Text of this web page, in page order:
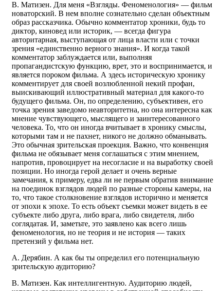
В. Матизен. Для меня «Взгляды. Феноменология» — фильм
новаторский. В нем вполне сознательно сделан объектным
образ рассказчика. Обычно комментатор хроники, будь то
диктор, киновед или историк, — всегда фигура
авторитарная, выступающая от лица власти или с точки
зрения «единственно верного знания». И когда такой
комментатор заблуждается или, выполняя
пропагандистскую функцию, врет, это и воспринимается, и
является пороком фильма. А здесь историческую хронику
комментирует для своей возлюбленной некий профан,
выискивающий иллюстративный материал для какого-то
будущего фильма. Он, по определению, субъективен, его
точка зрения заведомо неавторитетна, но она интересна как
мнение чувствующего, мыслящего и заинтересованного
человека. То, что он иногда вчитывает в хронику смыслы,
которыми там и не пахнет, никого не должно обманывать.
Это обычная зрительская проекция. Важно, что конвенция
фильма не обязывает меня соглашаться с этим мнением,
напротив, провоцирует на несогласие и на выработку своей
позиции. Но иногда герой делает и очень верные
замечания, к примеру, едва ли не первым обратив внимание
на поединок взглядов людей по разные стороны камеры, на
то, что такое столкновение взглядов исторично и меняется
от эпохи к эпохе. То есть объект съемки может видеть в ее
субъекте либо друга, либо врага, либо свидетеля, либо
соглядатая. И, заметьте, это заявлено как всего лишь
феноменология, но не теория и не история — таких
претензий у фильма нет.
А. Дерябин. А как бы ты определил его потенциальную
зрительскую аудиторию?
В. Матизен. Как интеллигентную. Аудиторию людей,